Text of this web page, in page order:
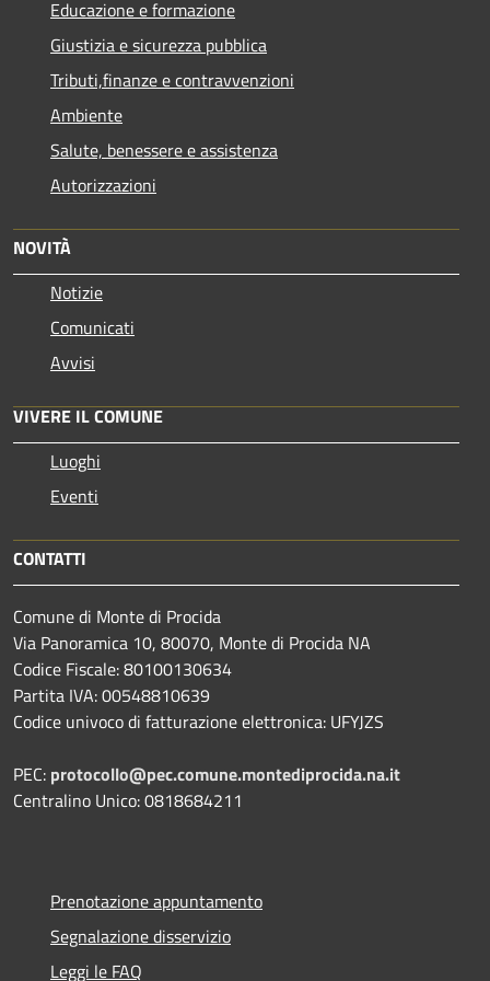
Educazione e formazione
Giustizia e sicurezza pubblica
Tributi,finanze e contravvenzioni
Ambiente
Salute, benessere e assistenza
Autorizzazioni
NOVITÀ
Notizie
Comunicati
Avvisi
VIVERE IL COMUNE
Luoghi
Eventi
CONTATTI
Comune di Monte di Procida
Via Panoramica 10, 80070, Monte di Procida NA
Codice Fiscale: 80100130634
Partita IVA: 00548810639
Codice univoco di fatturazione elettronica: UFYJZS
PEC: protocollo@pec.comune.montediprocida.na.it
Centralino Unico:0818684211
Prenotazione appuntamento
Segnalazione disservizio
Leggi le FAQ